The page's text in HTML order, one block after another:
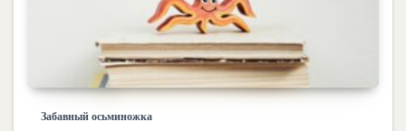
Забавный осьминожка